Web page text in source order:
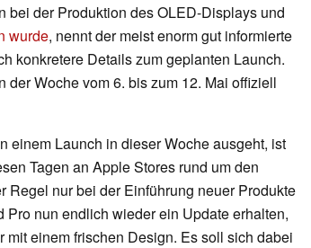
bei der Produktion des OLED-Displays und
wurde, nennt der meist enorm gut informierte
konkretere Details zum geplanten Launch.
Woche vom 6. bis zum 12. Mai offiziell
einem Launch in dieser Woche ausgeht, ist
Tagen an Apple Stores rund um den
nur bei der Einführung neuer Produkte
nun endlich wieder ein Update erhalten,
einem frischen Design. Es soll sich dabei